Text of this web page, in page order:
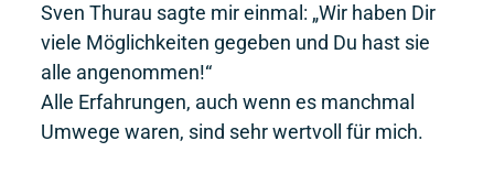
Sven Thurau sagte mir einmal: „Wir haben Dir
viele Möglichkeiten gegeben und Du hast sie
alle angenommen!“
Alle Erfahrungen, auch wenn es manchmal
Umwege waren, sind sehr wertvoll für mich.